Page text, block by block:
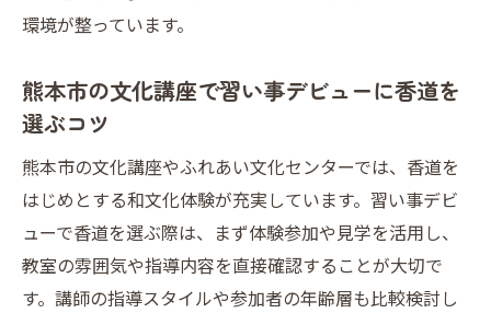
環境が整っています。
熊本市の文化講座で習い事デビューに香道を
選ぶコツ
熊本市の文化講座やふれあい文化センターでは、香道を
はじめとする和文化体験が充実しています。習い事デビ
ューで香道を選ぶ際は、まず体験参加や見学を活用し、
教室の雰囲気や指導内容を直接確認することが大切で
す。講師の指導スタイルや参加者の年齢層も比較検討し